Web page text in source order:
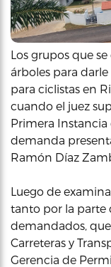
Los grupos que
árboles para
para ciclistas en
cuando el juez
Primera
demanda
Ramón Díaz
Luego de
tanto por la parte
demandados,
Carreteras y
Gerencia de